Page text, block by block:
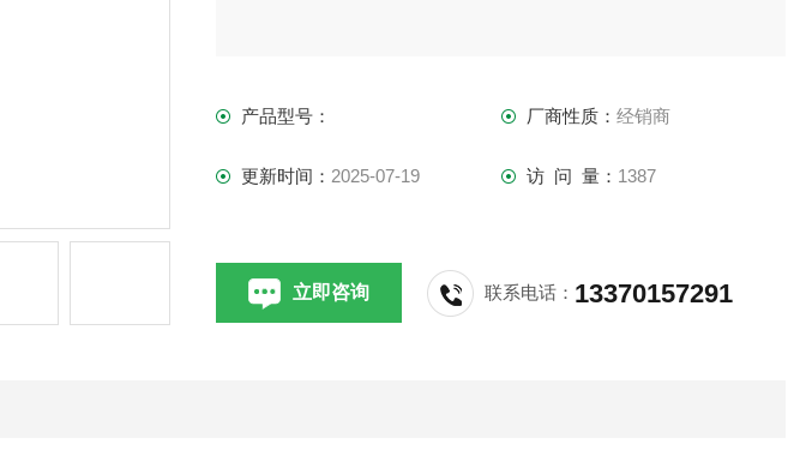
产品型号： 厂商性质： 经销商
更新时间： 2025-07-19 访 问 量： 1387
立即咨询 联系电话： 13370157291